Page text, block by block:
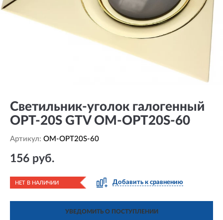
Светильник-уголок галогенный
ОРТ-20S GTV OM-OPT20S-60
Артикул: OM-OPT20S-60
156 руб.
НЕТ В НАЛИЧИИ Добавить к сравнению
УВЕДОМИТЬ О ПОСТУПЛЕНИИ